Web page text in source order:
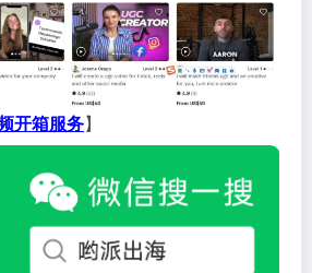
开箱服务】